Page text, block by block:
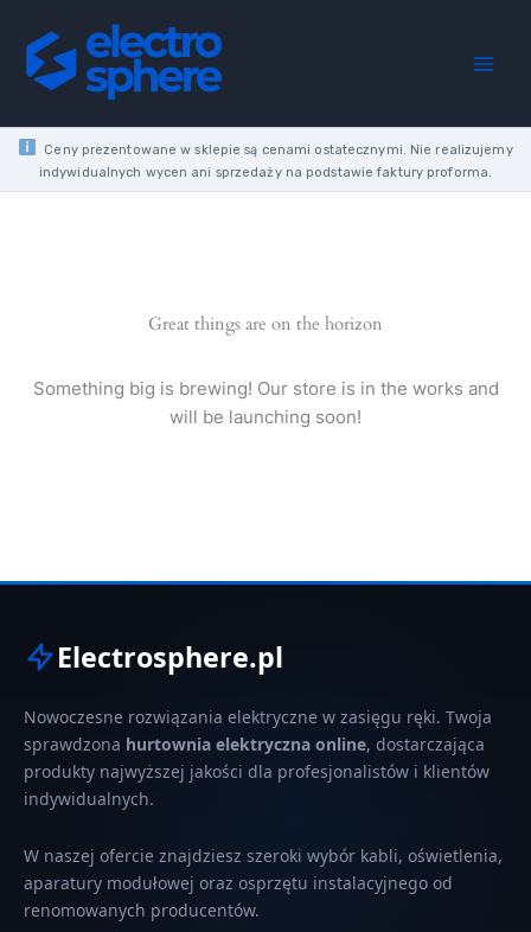
content
Ceny prezentowane w sklepie są cenami ostatecznymi. Nie realizujemy
indywidualnych wycen ani sprzedaży na podstawie faktury proforma.
Great things are on the horizon
Something big is brewing! Our store is in the works and
will be launching soon!
Electrosphere.pl
Nowoczesne rozwiązania elektryczne w zasięgu ręki. Twoja
sprawdzona hurtownia elektryczna online, dostarczająca
produkty najwyższej jakości dla profesjonalistów i klientów
indywidualnych.
W naszej ofercie znajdziesz szeroki wybór kabli, oświetlenia,
aparatury modułowej oraz osprzętu instalacyjnego od
renomowanych producentów.
LED
LINEAR
TUBE
G13
T8
230V